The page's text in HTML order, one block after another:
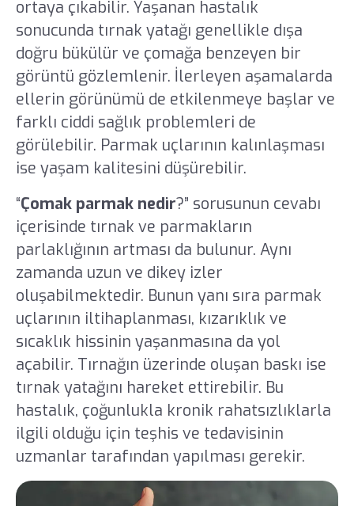
ortaya çıkabilir. Yaşanan hastalık
sonucunda tırnak yatağı genellikle dışa
doğru bükülür ve çomağa benzeyen bir
görüntü gözlemlenir. İlerleyen aşamalarda
ellerin görünümü de etkilenmeye başlar ve
farklı ciddi sağlık problemleri de
görülebilir. Parmak uçlarının kalınlaşması
ise yaşam kalitesini düşürebilir.
“Çomak parmak nedir?” sorusunun cevabı
içerisinde tırnak ve parmakların
parlaklığının artması da bulunur. Aynı
zamanda uzun ve dikey izler
oluşabilmektedir. Bunun yanı sıra parmak
uçlarının iltihaplanması, kızarıklık ve
sıcaklık hissinin yaşanmasına da yol
açabilir. Tırnağın üzerinde oluşan baskı ise
tırnak yatağını hareket ettirebilir. Bu
hastalık, çoğunlukla kronik rahatsızlıklarla
ilgili olduğu için teşhis ve tedavisinin
uzmanlar tarafından yapılması gerekir.